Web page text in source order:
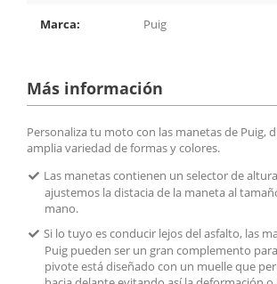
Marca: Puig
Más información
Personaliza tu moto con las manetas de Puig,
amplia variedad de formas y colores.
Las manetas contienen un selector de
ajustemos la distacia de la maneta al
mano.
Si lo tuyo es conducir lejos del asfalto, las
Puig pueden ser un gran complemento
pivote está diseñado con un muelle que